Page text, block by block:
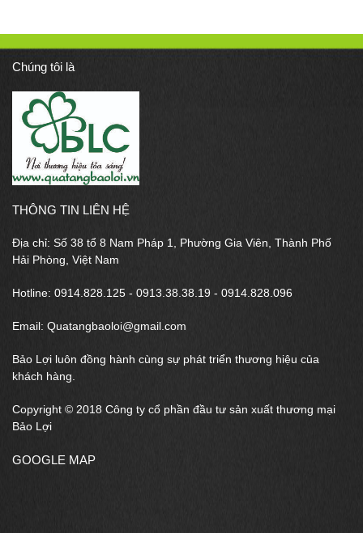
Chúng tôi là
THÔNG TIN LIÊN HỆ
Địa chỉ: Số 38 tổ 8 Nam Pháp 1, Phường Gia Viên, Thành Phố
Hải Phòng, Việt Nam
Hotline: 0914.828.125 - 0913.38.38.19 - 0914.828.096
Email: Quatangbaoloi@gmail.com
Bảo Lợi luôn đồng hành cùng sự phát triển thương hiệu của
khách hàng.
Copyright © 2018 Công ty cổ phần đầu tư sản xuất thương mại
Bảo Lợi
GOOGLE MAP